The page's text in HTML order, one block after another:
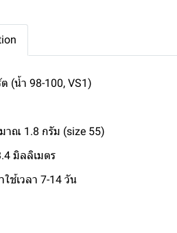
(น้ำ 98-100, VS1)
าณ 1.8 กรัม (size 55)
มิลลิเมตร
ช้เวลา 7-14 วัน